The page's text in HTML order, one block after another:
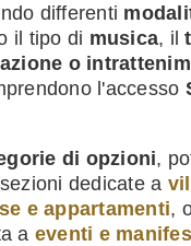
differenti
il tipo di musica, il
o
l'accesso
di opzioni,
dedicate a
e appartamenti,
a eventi e